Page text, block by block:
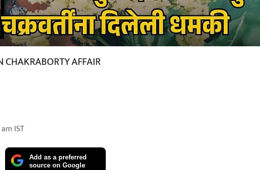
AFFAIR
IST
Add as a preferred
source on Google